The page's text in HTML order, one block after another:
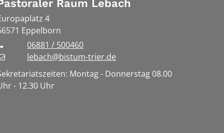
Raum Lebach
4
Eppelborn
06881 / 500460
lebach@bistum-trier.de
Montag - Donnerstag 08.00
- 12.30 Uhr